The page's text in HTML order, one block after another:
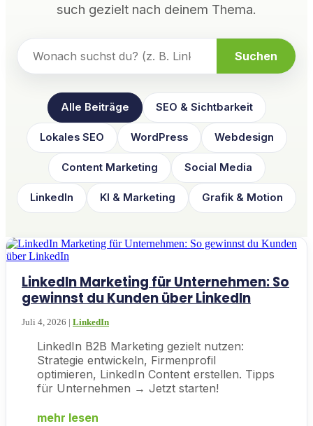
such gezielt nach deinem Thema.
Suchen
Alle Beiträge SEO & Sichtbarkeit
Lokales SEO WordPress Webdesign
Content Marketing Social Media
LinkedIn KI & Marketing Grafik & Motion
LinkedIn Marketing für Unternehmen: So
gewinnst du Kunden über LinkedIn
Juli 4, 2026 | LinkedIn
LinkedIn B2B Marketing gezielt nutzen:
Strategie entwickeln, Firmenprofil
optimieren, LinkedIn Content erstellen. Tipps
für Unternehmen → Jetzt starten!
mehr lesen